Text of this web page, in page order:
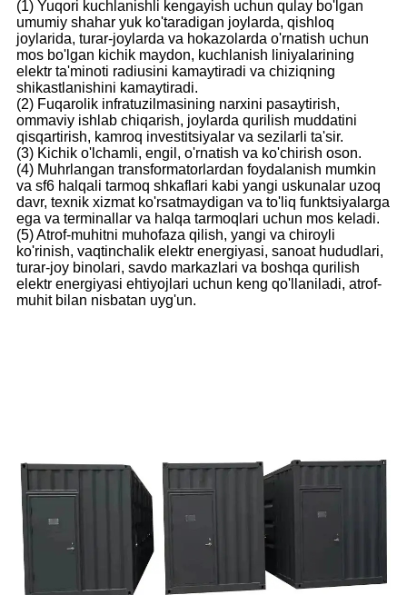
(1) Yuqori kuchlanishli kengayish uchun qulay bo'lgan
umumiy shahar yuk ko'taradigan joylarda, qishloq
joylarida, turar-joylarda va hokazolarda o'rnatish uchun
mos bo'lgan kichik maydon, kuchlanish liniyalarining
elektr ta'minoti radiusini kamaytiradi va chiziqning
shikastlanishini kamaytiradi.
(2) Fuqarolik infratuzilmasining narxini pasaytirish,
ommaviy ishlab chiqarish, joylarda qurilish muddatini
qisqartirish, kamroq investitsiyalar va sezilarli ta'sir.
(3) Kichik o'lchamli, engil, o'rnatish va ko'chirish oson.
(4) Muhrlangan transformatorlardan foydalanish mumkin
va sf6 halqali tarmoq shkaflari kabi yangi uskunalar uzoq
davr, texnik xizmat ko'rsatmaydigan va to'liq funktsiyalarga
ega va terminallar va halqa tarmoqlari uchun mos keladi.
(5) Atrof-muhitni muhofaza qilish, yangi va chiroyli
ko'rinish, vaqtinchalik elektr energiyasi, sanoat hududlari,
turar-joy binolari, savdo markazlari va boshqa qurilish
elektr energiyasi ehtiyojlari uchun keng qo'llaniladi, atrof-
muhit bilan nisbatan uyg'un.